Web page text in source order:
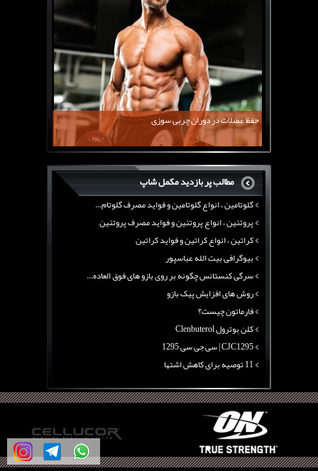
حفظ عضلات در دوران چربی سوزی
مطالب پر بازدید مکمل شاپ
سرگی کنستانس چگونه بر روی بازو های فوق العاده...
روش های افزایش پیک بازو
فارماتون چیست؟
کلن بوترول Clenbuterol
CJC1295 | سی جی سی 1295
11 توصیه برای کاهش اشتها
معرفی یک برنامه غذایی جامع برای افزایش قد
چربی سوزی با چای سبز
بیوگرافی علی تبریزی
منابع پروتئینی غیر گوشتی
آرژنین ، فواید آرژنین و نقش آرژنین در بدن
گلوتامین ، انواع گلوتامین و فواید مصرف گلوتام...
پروتئین ، انواع پروتئین و فواید مصرف پروتئین
کراتین ، انواع کراتین و فواید کراتین
بیوگرافی بیت الله عباسپور
سرگی کنستانس چگونه بر روی بازو های فوق العاده...
روش های افزایش پیک بازو
فارماتون چیست؟
کلن بوترول Clenbuterol
CJC1295 | سی جی سی 1295
11 توصیه برای کاهش اشتها
چربی سوزی با چای سبز
بیوگرافی علی تبریزی
منابع پروتئینی غیر گوشتی
آرژنین ، فواید آرژنین و نقش آرژنین در بدن